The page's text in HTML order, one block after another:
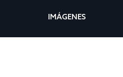
IMÁGENES